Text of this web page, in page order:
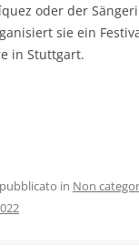
oder der
sie ein
in Stuttgart.
in Non